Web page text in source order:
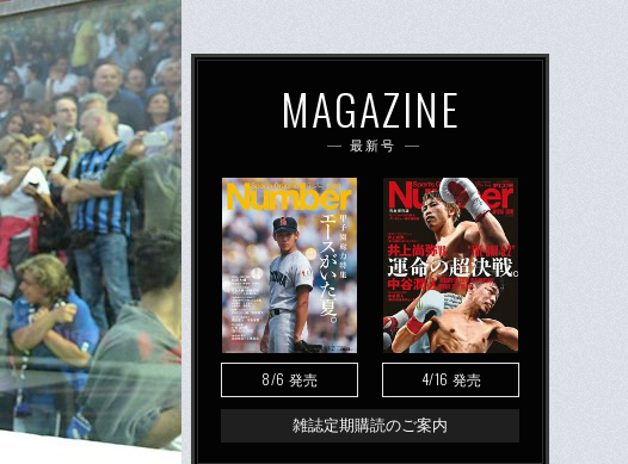
MAGAZINE
最新号
8/6 発売 4/16 発売
雑誌定期購読のご案内